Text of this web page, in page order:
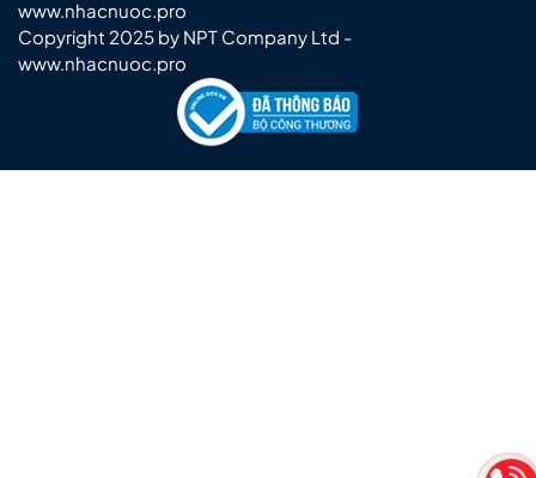
www.nhacnuoc.pro
Copyright 2025 by NPT Company Ltd -
www.nhacnuoc.pro